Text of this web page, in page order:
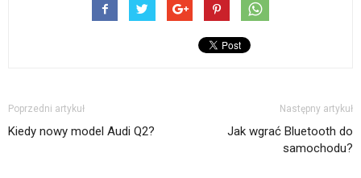
Poprzedni artykuł
Kiedy nowy model Audi Q2?
Następny artykuł
Jak wgrać Bluetooth do
samochodu?